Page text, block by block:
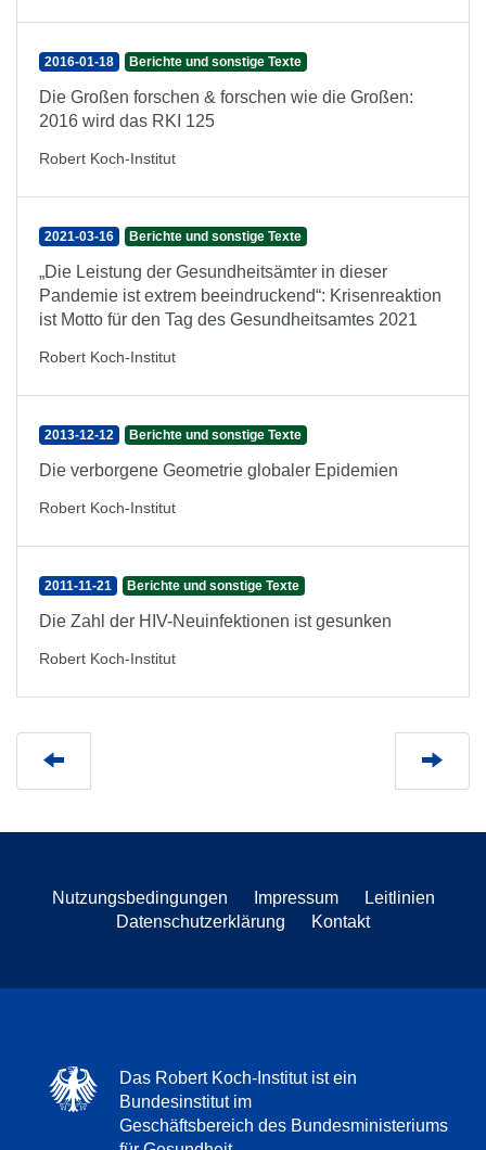
2016-01-18 Berichte und sonstige Texte
Die Großen forschen & forschen wie die Großen:
2016 wird das RKI 125
Robert Koch-Institut
2021-03-16 Berichte und sonstige Texte
„Die Leistung der Gesundheitsämter in dieser
Pandemie ist extrem beeindruckend“: Krisenreaktion
ist Motto für den Tag des Gesundheitsamtes 2021
Robert Koch-Institut
2013-12-12 Berichte und sonstige Texte
Die verborgene Geometrie globaler Epidemien
Robert Koch-Institut
2011-11-21 Berichte und sonstige Texte
Die Zahl der HIV-Neuinfektionen ist gesunken
Robert Koch-Institut
Nutzungsbedingungen Impressum
Leitlinien
Datenschutzerklärung
Kontakt
Das Robert Koch-Institut ist ein
Bundesinstitut im
Geschäftsbereich des Bundesministeriums